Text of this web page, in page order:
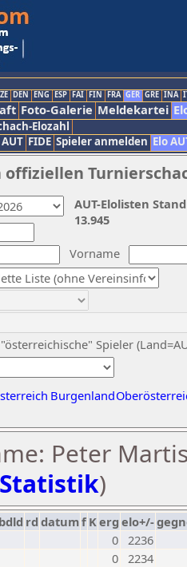
DEN ENG ESP FAI FIN FRA GER GRE INA
Foto-Galerie Meldekartei
Elozahl
FIDE Spieler anmelden Elo
Vorname
Spieler
Burgenland
AUT-Elolisten
13.945
Peter
)
bdld rd datumf Kerg elo+/-
0 2236
0 2234